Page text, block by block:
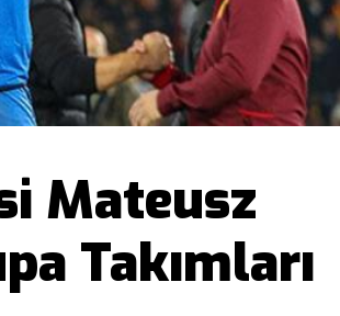
Mateusz
Takımları